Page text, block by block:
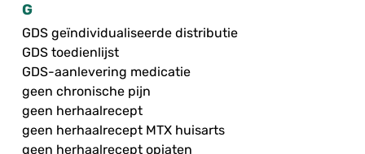
G
GDS geïndividualiseerde distributie
GDS toedienlijst
GDS-aanlevering medicatie
geen chronische pijn
geen herhaalrecept
geen herhaalrecept MTX huisarts
geen herhaalrecept opiaten